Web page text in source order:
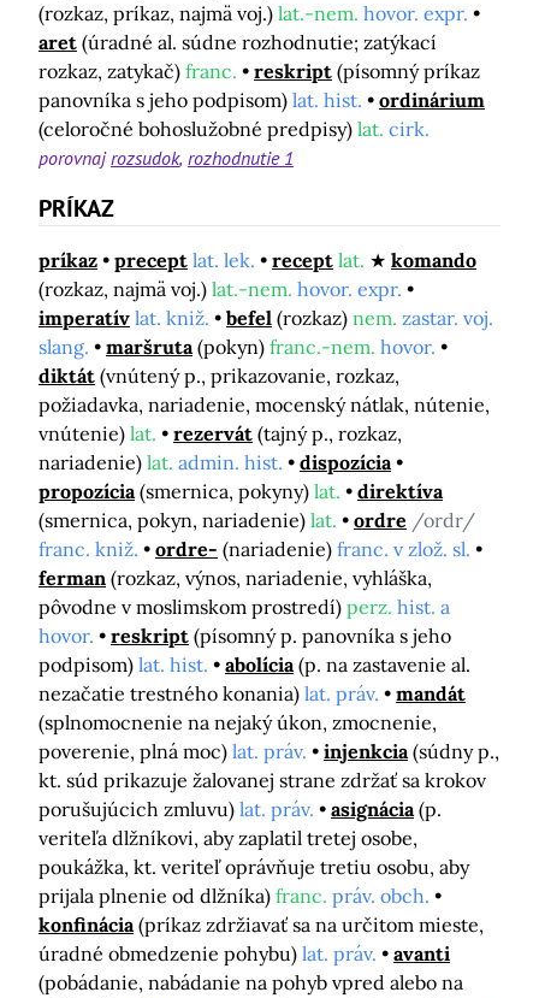
(rozkaz, príkaz, najmä voj.) lat.-nem. hovor. expr.
aret (úradné al. súdne rozhodnutie; zatýkací
rozkaz, zatykač) franc. reskript (písomný príkaz
panovníka s jeho podpisom) lat. hist.
ordinárium
(celoročné bohoslužobné predpisy) lat. cirk.
porovnajrozsudok rozhodnutie 1
PRÍKAZ
príkaz precept lat. lek. recept lat.
komando
(rozkaz, najmä voj.) lat.-nem. hovor. expr.
imperatív lat. kniž. befel (rozkaz) nem. zastar. voj.
slang.
maršruta (pokyn) franc.-nem. hovor.
diktát (vnútený p., prikazovanie, rozkaz,
požiadavka, nariadenie, mocenský nátlak, nútenie,
vnútenie) lat. rezervát (tajný p., rozkaz,
nariadenie) lat. admin. hist.
dispozícia
propozícia (smernica, pokyny) lat.
direktíva
(smernica, pokyn, nariadenie) lat. ordre /ordr/
franc. kniž.
ordre- (nariadenie) franc. v zlož. sl.
ferman (rozkaz, výnos, nariadenie, vyhláška,
pôvodne v moslimskom prostredí) perz. hist. a
hovor.
reskript (písomný p. panovníka s jeho
podpisom) lat. hist. abolícia (p. na zastavenie al.
nezačatie trestného konania) lat. práv.
mandát
(splnomocnenie na nejaký úkon, zmocnenie,
poverenie, plná moc) lat. práv. injenkcia (súdny p.,
kt. súd prikazuje žalovanej strane zdržať sa krokov
porušujúcich zmluvu) lat. práv. asignácia (p.
veriteľa dlžníkovi, aby zaplatil tretej osobe,
poukážka, kt. veriteľ oprávňuje tretiu osobu, aby
prijala plnenie od dlžníka) franc. práv. obch.
konfinácia (príkaz zdržiavať sa na určitom mieste,
úradné obmedzenie pohybu) lat. práv.
avanti
(pobádanie, nabádanie na pohyb vpred alebo na